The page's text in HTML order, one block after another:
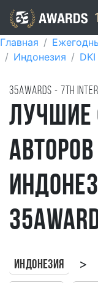
Главная
Индонезия
35AWARDS - 7TH
Лучшие
Индонезия >